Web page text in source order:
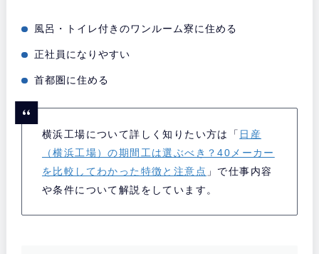
風呂・トイレ付きのワンルーム寮に住める
正社員になりやすい
首都圏に住める
横浜工場について詳しく知りたい方は「 日産
（横浜工場）の期間工は選ぶべき？40メーカー
を比較してわかった特徴と注意点 」で仕事内容
や条件について解説をしています。